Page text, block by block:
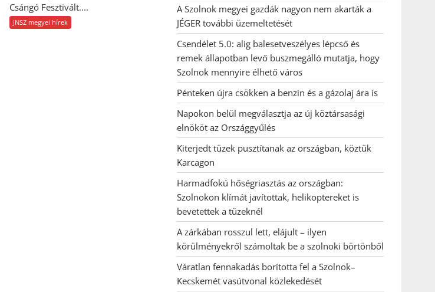
Csángó Fesztivált....
JNSZ megyei hírek
A Szolnok megyei gazdák nagyon nem akarták a
JÉGER további üzemeltetését
Csendélet 5.0: alig balesetveszélyes lépcső és
remek állapotban levő buszmegálló mutatja, hogy
Szolnok mennyire élhető város
Pénteken újra csökken a benzin és a gázolaj ára is
Napokon belül megválasztja az új köztársasági
elnököt az Országgyűlés
Kiterjedt tüzek pusztítanak az országban, köztük
Karcagon
Harmadfokú hőségriasztás az országban:
Szolnokon klímát javítottak, helikoptereket is
bevetettek a tüzeknél
A zárkában rosszul lett, elájult – ilyen
körülményekről számoltak be a szolnoki börtönből
Váratlan fennakadás borította fel a Szolnok–
Kecskemét vasútvonal közlekedését